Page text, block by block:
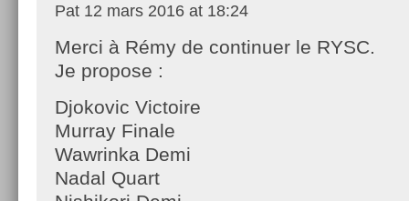
Pat 12 mars 2016 at 18:24
Merci à Rémy de continuer le RYSC.
Je propose :
Djokovic Victoire
Murray Finale
Wawrinka Demi
Nadal Quart